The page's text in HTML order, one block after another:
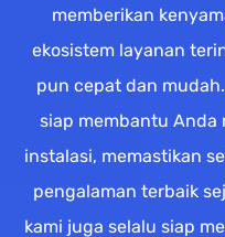
memberikan
ekosistem layanan
pun cepat dan
siap membantu Anda
instalasi, memastikan
pengalaman terbaik
kami juga selalu siap